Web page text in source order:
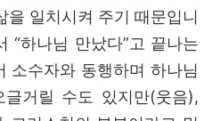
을 일치시켜 주기 때문입니
“하나님 만났다”고 끝나는
소수자와 동행하며 하나님
거릴 수도 있지만(웃음),